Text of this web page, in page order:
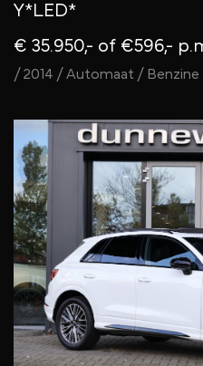
Y*LED*
€ 35.950,- of €596,-
/ 2014 / Automaat / Benzine